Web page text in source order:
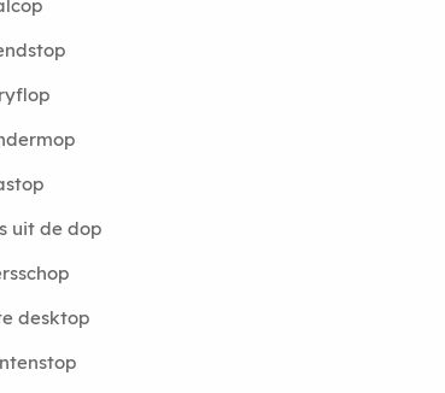
uit de dop
desktop